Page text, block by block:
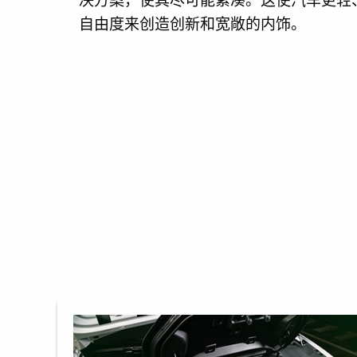
自由度来创造创新和宽敞的内饰。